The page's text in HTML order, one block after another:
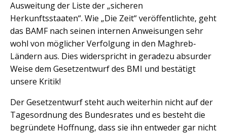
Ausweitung der Liste der „sicheren
Herkunftsstaaten“. Wie „Die Zeit“ veröffentlichte, geht
das BAMF nach seinen internen Anweisungen sehr
wohl von möglicher Verfolgung in den Maghreb-
Ländern aus. Dies widerspricht in geradezu absurder
Weise dem Gesetzentwurf des BMI und bestätigt
unsere Kritik!
Der Gesetzentwurf steht auch weiterhin nicht auf der
Tagesordnung des Bundesrates und es besteht die
begründete Hoffnung, dass sie ihn entweder gar nicht